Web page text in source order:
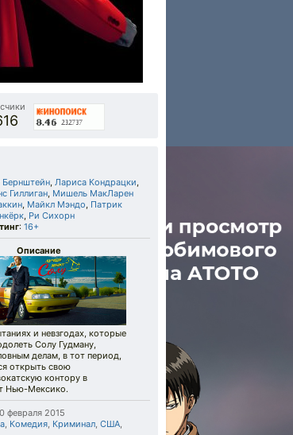
, Лариса Кондрацки,
Гиллиган, Мишель МакЛарен
, Майкл Мэндо, Патрик
, Ри Сихорн
: 16+
Описание
и невзгодах, которые
Солу Гудману,
делам, в тот период,
открыть свою
контору в
Нью-Мексико.
февраля 2015
Комедия Криминал США